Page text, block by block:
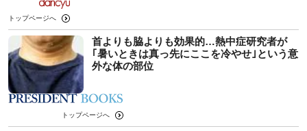
トップページへ
首よりも脇よりも効果的…熱中症研究者が
｢暑いときは真っ先にここを冷やせ｣という意
外な体の部位
トップページへ